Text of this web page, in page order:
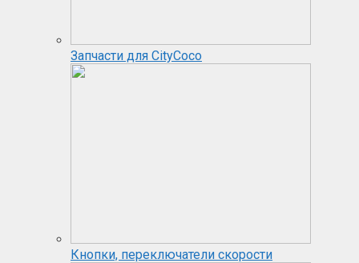
Запчасти для CityCoco
Кнопки, переключатели скорости